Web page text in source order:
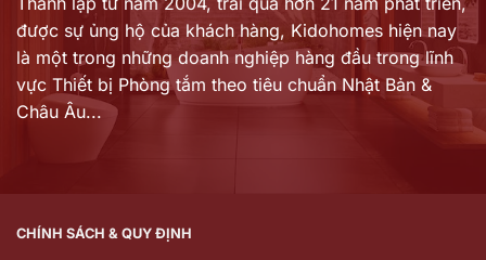
được sự ủng hộ của khách hàng, Kidohomes hiện nay
là một trong những doanh nghiệp hàng đầu trong lĩnh
vực Thiết bị Phòng tắm theo tiêu chuẩn Nhật Bản &
Châu Âu...
CHÍNH SÁCH & QUY ĐỊNH